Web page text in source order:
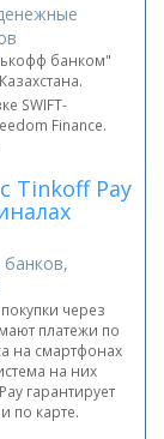
банком"
SWIFT-
Finance.
Tinkoff Pay
через
платежи по
на смартфонах
на них
гарантирует
по карте.